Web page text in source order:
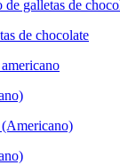
de chocolate